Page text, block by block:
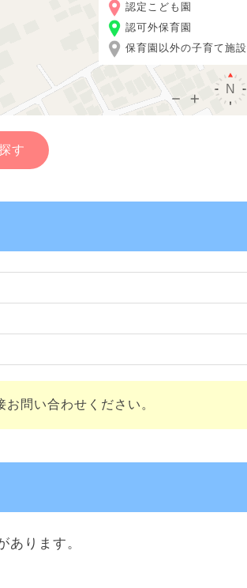
認定こども園
認可外保育園
保育園以外の子育て施設
す
問い合わせください。
あります。